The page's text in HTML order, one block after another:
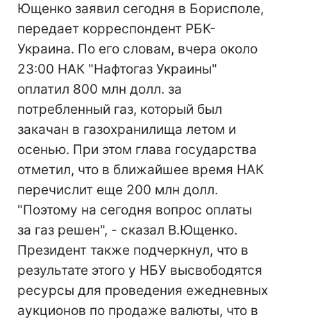
Ющенко заявил сегодня в Борисполе,
передает корреспондент РБК-
Украина. По его словам, вчера около
23:00 НАК "Нафтогаз Украины"
оплатил 800 млн долл. за
потребленный газ, который был
закачан в газохранилища летом и
осенью. При этом глава государства
отметил, что в ближайшее время НАК
перечислит еще 200 млн долл.
"Поэтому на сегодня вопрос оплаты
за газ решен", - сказал В.Ющенко.
Президент также подчеркнул, что в
результате этого у НБУ высвободятся
ресурсы для проведения ежедневных
аукционов по продаже валюты, что в